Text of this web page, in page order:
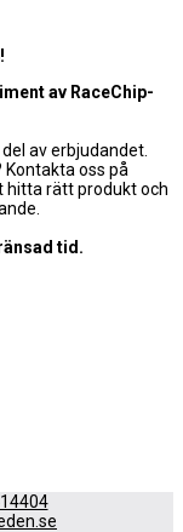
av RaceChip-
av erbjudandet.
Kontakta oss på
hitta rätt produkt och
tid.